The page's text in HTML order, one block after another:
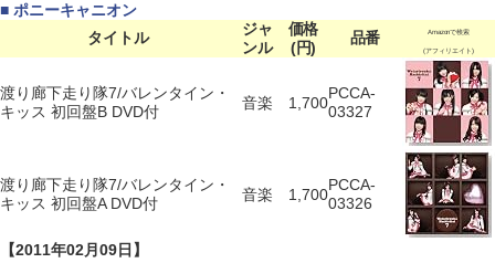
■ ポニーキャニオン
タイトル
ジャ
ンル
価格
(円)
品番 Amazonで検索
(アフィリエイト)
渡り廊下走り隊7/バレンタイン・
キッス 初回盤B DVD付
音楽 1,700
PCCA-
03327
渡り廊下走り隊7/バレンタイン・
キッス 初回盤A DVD付
音楽 1,700
PCCA-
03326
【2011年02月09日】